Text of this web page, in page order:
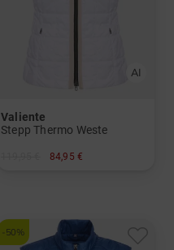
Valiente
Stepp Thermo Weste
84,95 €
-50%